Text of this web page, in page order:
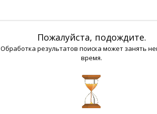
Пожалуйста, подождите.
Обработка результатов поиска может занять
время.